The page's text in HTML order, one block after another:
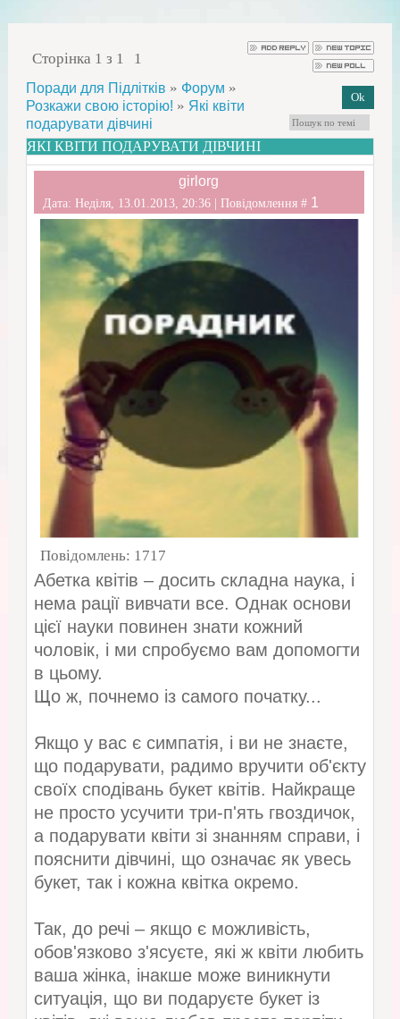
Сторінка 1 з 1 1
Поради для Підлітків » Форум »
Розкажи свою історію! » Які квіти
подарувати дівчині
ЯКІ КВІТИ ПОДАРУВАТИ ДІВЧИНІ
girlorg
Дата: Неділя, 13.01.2013, 20:36 | Повідомлення # 1
Повідомлень: 1717
Абетка квітів – досить складна наука, і
нема рації вивчати все. Однак основи
цієї науки повинен знати кожний
чоловік, і ми спробуємо вам допомогти
в цьому.
Що ж, почнемо із самого початку...
Якщо у вас є симпатія, і ви не знаєте,
що подарувати, радимо вручити об'єкту
своїх сподівань букет квітів. Найкраще
не просто усучити три-п'ять гвоздичок,
а подарувати квіти зі знанням справи, і
пояснити дівчині, що означає як увесь
букет, так і кожна квітка окремо.
Так, до речі – якщо є можливість,
обов'язково з'ясуєте, які ж квіти любить
ваша жінка, інакше може виникнути
ситуація, що ви подаруєте букет із